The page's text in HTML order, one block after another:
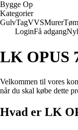
Bygge Op
Kategorier
GulvTagVVSMurer
LoginFå adgang
LK OPUS
Velkommen til vores
når du skal købe dette
Hvad er LK